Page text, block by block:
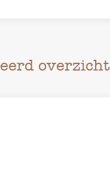
overzicht